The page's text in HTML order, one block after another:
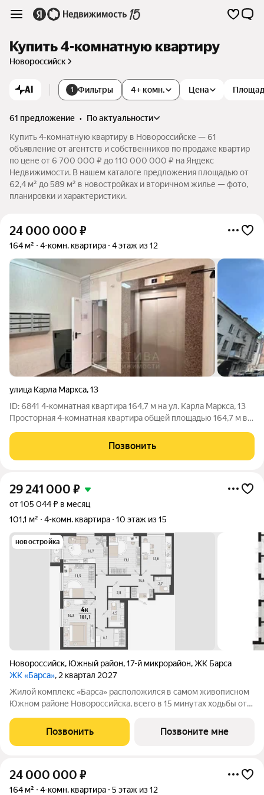
Купить 4-комнатную квартиру
Новороссийск
AI 1 Фильтры 4+ комн. Цена
61 предложение •
по актуальности
Купить 4-комнатную квартиру в Новороссийске — 61
объявление от агентств и собственников по продаже квартир
по цене от 6 700 000 ₽ до 110 000 000 ₽ на Яндекс
Недвижимости. В нашем каталоге предложения площадью от
62,4 м² до 589 м² в новостройках и вторичном жилье — фото,
планировки и характеристики.
24 000 000 ₽
164 м² 4-комн. квартира 4 этаж из 12
улица Карла Маркса,13
ID: 6841 4-комнатная квартира 164,7 м на ул. Карла Маркса, 13
Просторная 4-комнатная квартира общей площадью 164,7 м в
Этаж 2 из 12 . Год постройки 2009. Монолитный
одноподъездный дом с
Позвонить
29 241 000 ₽
от 105 044 ₽ в месяц
101,1 м²
4-комн. квартира 10 этаж из 15
новостройка
Новороссийск, Южный район,17-й микрорайон,ЖК Барса
ЖК «Барса», 2 квартал 2027
Жилой комплекс «Барса» расположился в самом живописном
Южном районе Новороссийска, всего в 15 минутах ходьбы от
этажей. Проект объединяет просторные квартиры с
панорамными окнами, продуманные
Позвонить Позвоните мне
24 000 000 ₽
164 м² 4-комн. квартира 5 этаж из 12